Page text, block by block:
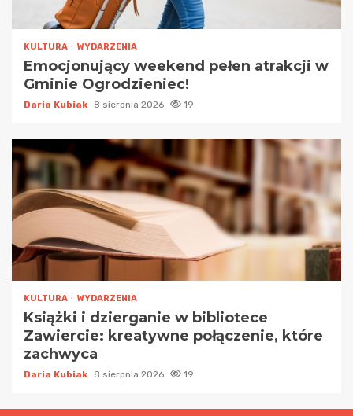
KULTURA WYDARZENIA
Emocjonujący weekend pełen atrakcji w
Gminie Ogrodzieniec!
Daria Kubiak 8 sierpnia 2026 19
KULTURA WYDARZENIA
Książki i dzierganie w bibliotece
Zawiercie: kreatywne połączenie, które
zachwyca
Daria Kubiak 8 sierpnia 2026 19